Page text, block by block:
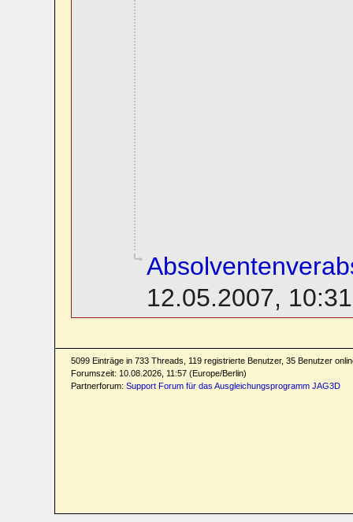
12.05.2007, 10:31
5099 Einträge in 733 Threads, 119 registrierte Benutzer, 35 Benutzer
Forumszeit: 10.08.2026, 11:57 (Europe/Berlin)
Partnerforum: Support Forum für das Ausgleichungsprogramm JAG3D